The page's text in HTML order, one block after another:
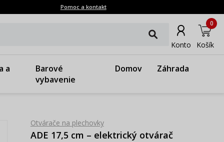
Pomoc a kontakt
Konto Košík
0
a
Barové
vybavenie
Domov Záhrada
Otvárače na plechovky
ADE 17,5 cm – elektrický otvárač